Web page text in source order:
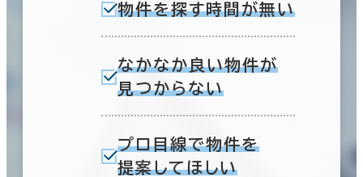
物件を探す時間が無い
なかなか良い物件が
見つからない
プロ目線で物件を
提案してほしい